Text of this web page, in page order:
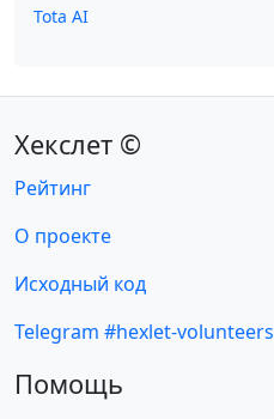
Tota AI
Хекслет ©
Рейтинг
О проекте
Исходный код
Telegram #hexlet-volunteers
Помощь